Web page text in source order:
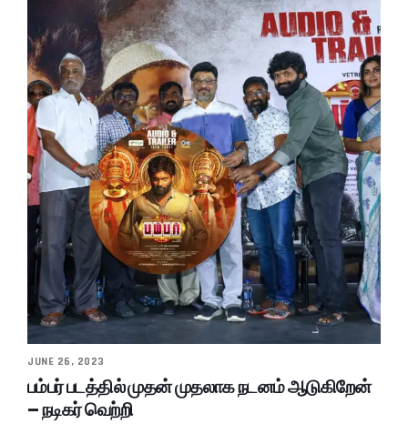
JUNE 26, 2023
பம்பர் படத்தில் முதன் முதலாக நடனம் ஆடுகிறேன்
– நடிகர் வெற்றி